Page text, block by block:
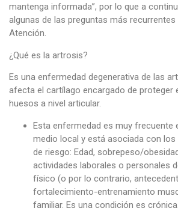
mantenga informada”, por lo que a
algunas de las preguntas más recurrentes
Atención.
¿Qué es la artrosis?
Es una enfermedad degenerativa de las
afecta el cartílago encargado de proteger
huesos a nivel articular.
Esta enfermedad es muy frecuente
medio local y está asociada con
de riesgo: Edad, sobrepeso/
actividades laborales o personales
físico (o por lo contrario,
fortalecimiento-entrenamiento
familiar. Es una condición es crónica.